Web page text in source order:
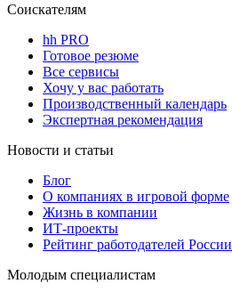
Соискателям
hh PRO
Готовое резюме
Все сервисы
Хочу у вас работать
Производственный календарь
Экспертная рекомендация
Новости и статьи
Блог
О компаниях в игровой форме
Жизнь в компании
ИТ-проекты
Рейтинг работодателей России
Молодым специалистам